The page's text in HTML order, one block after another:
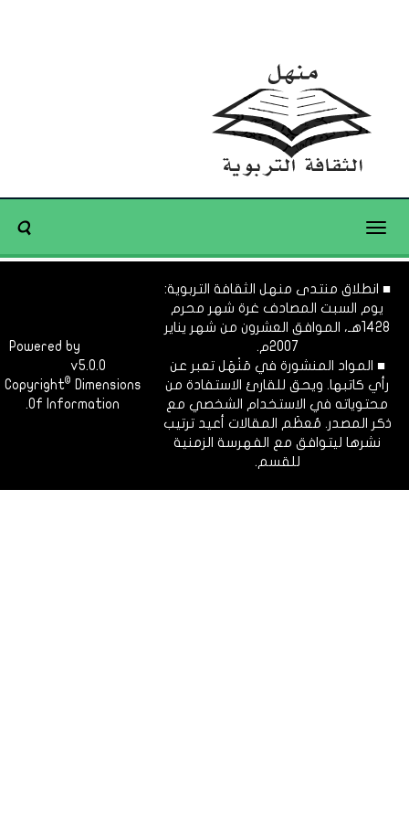
Toggle
■ انطلاق منتدى منهل الثقافة التربوية:
يوم السبت المصادف غرة شهر محرم
1428هـ، الموافق العشرون من شهر يناير
2007م.
■ المواد المنشورة في مَنْهَل تعبر عن
رأي كاتبها. ويحق للقارئ الاستفادة من
محتوياته في الاستخدام الشخصي مع
ذكر المصدر. مُعظَم المقالات أعيد ترتيب
نشرها ليتوافق مع الفهرسة الزمنية
للقسم.
Powered by
v5.0.0
Copyright©
Dimensions
Of Information.